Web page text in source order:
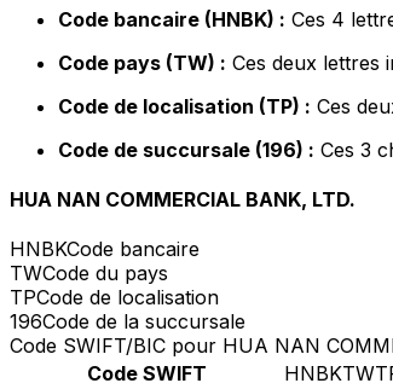
Code bancaire (HNBK) : Ces 4
Code pays (TW) : Ces deux lettres
Code de localisation (TP) : Ces
Code de succursale (196) : Ces 3
HUA NAN COMMERCIAL BANK, LTD.
HNBKCode bancaire
TWCode du pays
TPCode de localisation
196Code de la succursale
Code SWIFT/BIC pour HUA NAN
Code SWIFT